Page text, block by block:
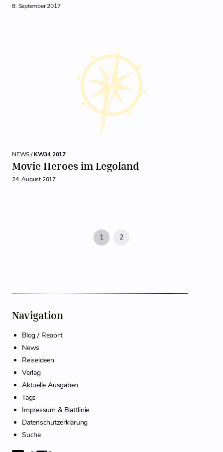
8. September 2017
NEWS /KW34 2017
Movie Heroes im Legoland
24. August 2017
1 2
Navigation
Blog / Report
News
Reiseideen
Verlag
Aktuelle Ausgaben
Tags
Impressum & Blattlinie
Datenschutzerklärung
Suche